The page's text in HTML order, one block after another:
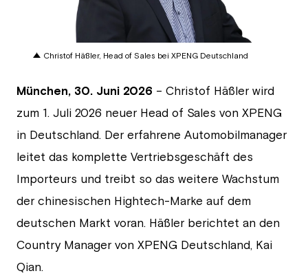
Christof Häßler, Head of Sales bei XPENG Deutschland
München, 30. Juni 2026 – Christof Häßler wird
zum 1. Juli 2026 neuer Head of Sales von XPENG
in Deutschland. Der erfahrene Automobilmanager
leitet das komplette Vertriebsgeschäft des
Importeurs und treibt so das weitere Wachstum
der chinesischen Hightech-Marke auf dem
deutschen Markt voran. Häßler berichtet an den
Country Manager von XPENG Deutschland, Kai
Qian.